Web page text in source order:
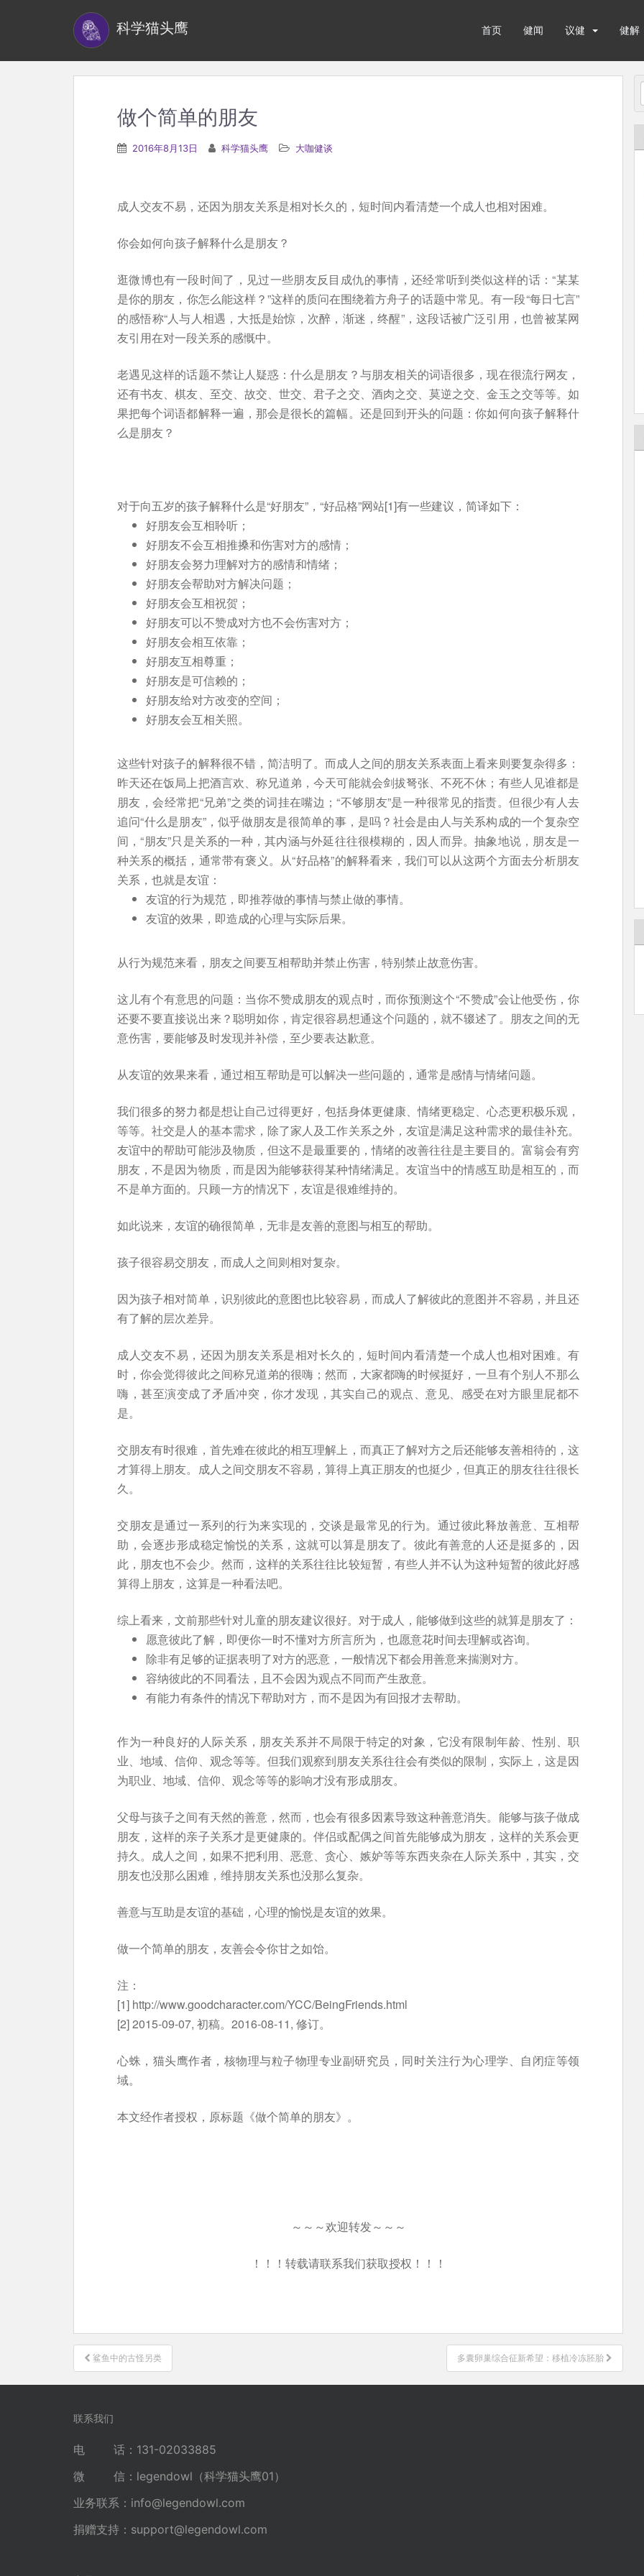
科学猫头鹰 首页 健闻 议健 健解
做个简单的朋友
2016年8月13日 科学猫头鹰 大咖健谈
成人交友不易，还因为朋友关系是相对长久的，短时间内看清楚一个成人也相对困难。
你会如何向孩子解释什么是朋友？
逛微博也有一段时间了，见过一些朋友反目成仇的事情，还经常听到类似这样的话：“某某
是你的朋友，你怎么能这样？”这样的质问在围绕着方舟子的话题中常见。有一段“每日七言”
的感悟称“人与人相遇，大抵是始惊，次醉，渐迷，终醒”，这段话被广泛引用，也曾被某网
友引用在对一段关系的感慨中。
老遇见这样的话题不禁让人疑惑：什么是朋友？与朋友相关的词语很多，现在很流行网友，
还有书友、棋友、至交、故交、世交、君子之交、酒肉之交、莫逆之交、金玉之交等等。如
果把每个词语都解释一遍，那会是很长的篇幅。还是回到开头的问题：你如何向孩子解释什
么是朋友？
对于向五岁的孩子解释什么是“好朋友”，“好品格”网站[1]有一些建议，简译如下：
好朋友会互相聆听；
好朋友不会互相推搡和伤害对方的感情；
好朋友会努力理解对方的感情和情绪；
好朋友会帮助对方解决问题；
好朋友会互相祝贺；
好朋友可以不赞成对方也不会伤害对方；
好朋友会相互依靠；
好朋友互相尊重；
好朋友是可信赖的；
好朋友给对方改变的空间；
好朋友会互相关照。
这些针对孩子的解释很不错，简洁明了。而成人之间的朋友关系表面上看来则要复杂得多：
昨天还在饭局上把酒言欢、称兄道弟，今天可能就会剑拔弩张、不死不休；有些人见谁都是
朋友，会经常把“兄弟”之类的词挂在嘴边；“不够朋友”是一种很常见的指责。但很少有人去
追问“什么是朋友”，似乎做朋友是很简单的事，是吗？社会是由人与关系构成的一个复杂空
间，“朋友”只是关系的一种，其内涵与外延往往很模糊的，因人而异。抽象地说，朋友是一
种关系的概括，通常带有褒义。从“好品格”的解释看来，我们可以从这两个方面去分析朋友
关系，也就是友谊：
友谊的行为规范，即推荐做的事情与禁止做的事情。
友谊的效果，即造成的心理与实际后果。
从行为规范来看，朋友之间要互相帮助并禁止伤害，特别禁止故意伤害。
这儿有个有意思的问题：当你不赞成朋友的观点时，而你预测这个“不赞成”会让他受伤，你
还要不要直接说出来？聪明如你，肯定很容易想通这个问题的，就不辍述了。朋友之间的无
意伤害，要能够及时发现并补偿，至少要表达歉意。
从友谊的效果来看，通过相互帮助是可以解决一些问题的，通常是感情与情绪问题。
我们很多的努力都是想让自己过得更好，包括身体更健康、情绪更稳定、心态更积极乐观，
等等。社交是人的基本需求，除了家人及工作关系之外，友谊是满足这种需求的最佳补充。
友谊中的帮助可能涉及物质，但这不是最重要的，情绪的改善往往是主要目的。富翁会有穷
朋友，不是因为物质，而是因为能够获得某种情绪满足。友谊当中的情感互助是相互的，而
不是单方面的。只顾一方的情况下，友谊是很难维持的。
如此说来，友谊的确很简单，无非是友善的意图与相互的帮助。
孩子很容易交朋友，而成人之间则相对复杂。
因为孩子相对简单，识别彼此的意图也比较容易，而成人了解彼此的意图并不容易，并且还
有了解的层次差异。
成人交友不易，还因为朋友关系是相对长久的，短时间内看清楚一个成人也相对困难。有
时，你会觉得彼此之间称兄道弟的很嗨；然而，大家都嗨的时候挺好，一旦有个别人不那么
嗨，甚至演变成了矛盾冲突，你才发现，其实自己的观点、意见、感受在对方眼里屁都不
是。
交朋友有时很难，首先难在彼此的相互理解上，而真正了解对方之后还能够友善相待的，这
才算得上朋友。成人之间交朋友不容易，算得上真正朋友的也挺少，但真正的朋友往往很长
久。
交朋友是通过一系列的行为来实现的，交谈是最常见的行为。通过彼此释放善意、互相帮
助，会逐步形成稳定愉悦的关系，这就可以算是朋友了。彼此有善意的人还是挺多的，因
此，朋友也不会少。然而，这样的关系往往比较短暂，有些人并不认为这种短暂的彼此好感
算得上朋友，这算是一种看法吧。
综上看来，文前那些针对儿童的朋友建议很好。对于成人，能够做到这些的就算是朋友了：
愿意彼此了解，即便你一时不懂对方所言所为，也愿意花时间去理解或咨询。
除非有足够的证据表明了对方的恶意，一般情况下都会用善意来揣测对方。
容纳彼此的不同看法，且不会因为观点不同而产生敌意。
有能力有条件的情况下帮助对方，而不是因为有回报才去帮助。
作为一种良好的人际关系，朋友关系并不局限于特定的对象，它没有限制年龄、性别、职
业、地域、信仰、观念等等。但我们观察到朋友关系往往会有类似的限制，实际上，这是因
为职业、地域、信仰、观念等等的影响才没有形成朋友。
父母与孩子之间有天然的善意，然而，也会有很多因素导致这种善意消失。能够与孩子做成
朋友，这样的亲子关系才是更健康的。伴侣或配偶之间首先能够成为朋友，这样的关系会更
持久。成人之间，如果不把利用、恶意、贪心、嫉妒等等东西夹杂在人际关系中，其实，交
朋友也没那么困难，维持朋友关系也没那么复杂。
善意与互助是友谊的基础，心理的愉悦是友谊的效果。
做一个简单的朋友，友善会令你甘之如饴。
注：
[1] http://www.goodcharacter.com/YCC/BeingFriends.html
[2] 2015-09-07, 初稿。2016-08-11, 修订。
心蛛，猫头鹰作者，核物理与粒子物理专业副研究员，同时关注行为心理学、自闭症等领
域。
本文经作者授权，原标题《做个简单的朋友》。
～～～欢迎转发～～～
！！！转载请联系我们获取授权！！！
文
章
导
鲨鱼中的古怪另类 多囊卵巢综合征新希望：移植冷冻胚胎
联系我们
电 话：131-02033885
微 信：legendowl（科学猫头鹰01）
业务联系： info@legendowl.com
捐赠支持： support@legendowl.com